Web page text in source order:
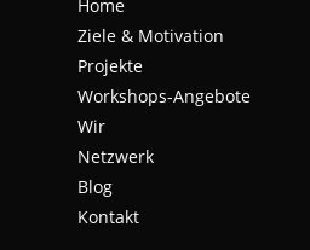
Home
Ziele & Motivation
Projekte
Workshops-Angebote
Wir
Netzwerk
Blog
Kontakt